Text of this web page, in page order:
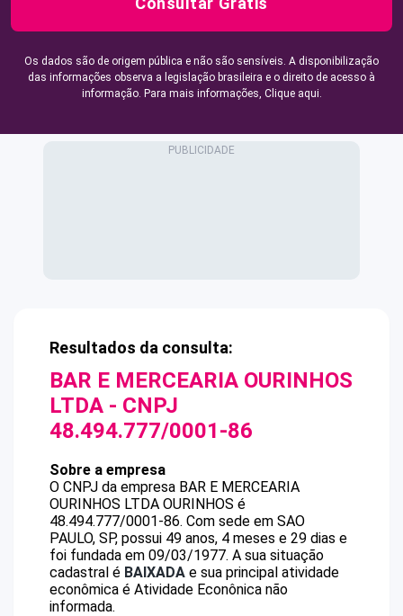
Os dados são de origem pública e não são sensíveis. A disponibilização
das informações observa a legislação brasileira e o direito de acesso à
informação. Para mais informações, Clique aqui.
Resultados da consulta:
BAR E MERCEARIA OURINHOS
LTDA - CNPJ
48.494.777/0001-86
Sobre a empresa
O CNPJ da empresa BAR E MERCEARIA
OURINHOS LTDA OURINHOS é
48.494.777/0001-86. Com sede em SAO
PAULO, SP, possui 49 anos, 4 meses e 29 dias e
foi fundada em 09/03/1977. A sua situação
cadastral é BAIXADA e sua principal atividade
econômica é Atividade Econônica não
informada.